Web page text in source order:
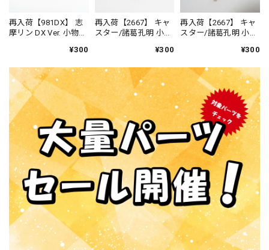
再入荷【981DX】 志
摩リン DX Ver. 小物パ
¥300
再入荷【2667】 キャ
スター/諸葛孔明 小物
¥300
再入荷【2667】 キャ
スター/諸葛孔明 小物
¥300